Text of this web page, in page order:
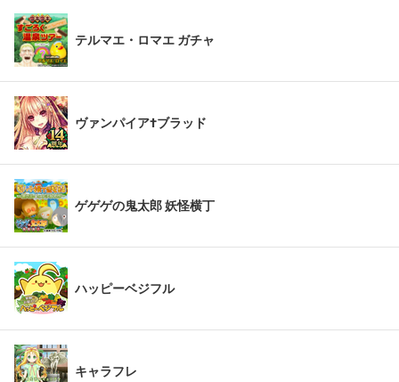
テルマエ・ロマエ ガチャ
ヴァンパイア†ブラッド
ゲゲゲの鬼太郎 妖怪横丁
ハッピーベジフル
キャラフレ